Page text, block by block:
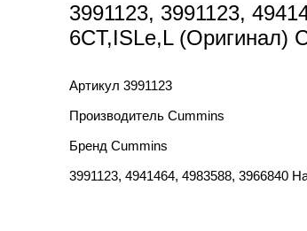
3991123, 3991123,
6CT,ISLe,L (Оригинал)
Артикул 3991123
Производитель Cummins
Бренд Cummins
3991123, 4941464, 4983588, 3966840